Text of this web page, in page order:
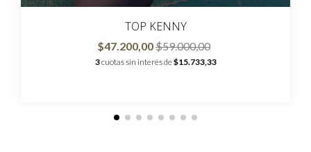
TOP KENNY
$47.200,00$59.000,00
3cuotas sin interés de$15.733,33